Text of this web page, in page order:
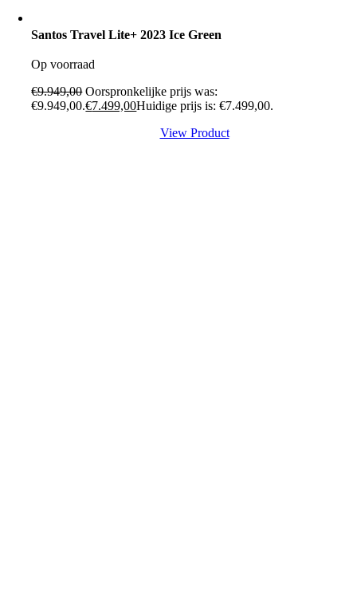
Santos Travel Lite+ 2023 Ice Green
Op voorraad
€9.949,00 Oorspronkelijke prijs was:
€9.949,00.€7.499,00Huidige prijs is: €7.499,00.
View Product